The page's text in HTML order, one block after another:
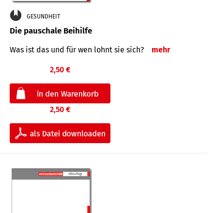
GESUNDHEIT
Die pauschale Beihilfe
Was ist das und für wen lohnt sie sich? mehr
2,50 €
2,50 €